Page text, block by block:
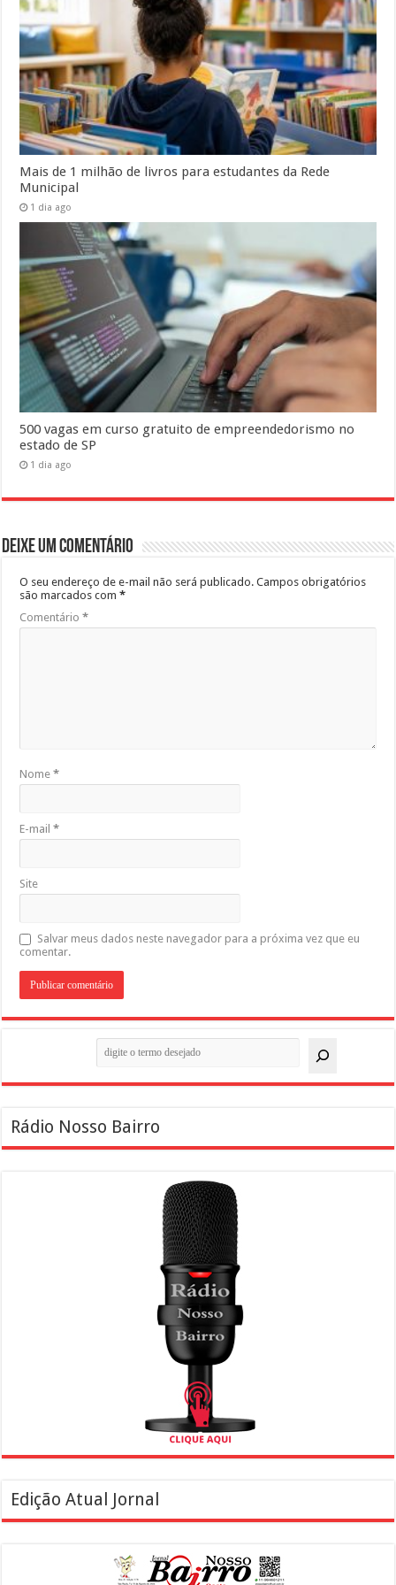
Mais de 1 milhão de livros para estudantes da Rede
Municipal
1 dia ago
500 vagas em curso gratuito de empreendedorismo no
estado de SP
1 dia ago
Deixe um comentário
O seu endereço de e-mail não será publicado. Campos obrigatórios
são marcados com*
Comentário*
Nome*
E-mail*
Site
Salvar meus dados neste navegador para a próxima vez que eu
comentar.
Rádio Nosso Bairro
Edição Atual Jornal